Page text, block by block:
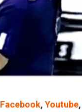
Facebook, Youtube,